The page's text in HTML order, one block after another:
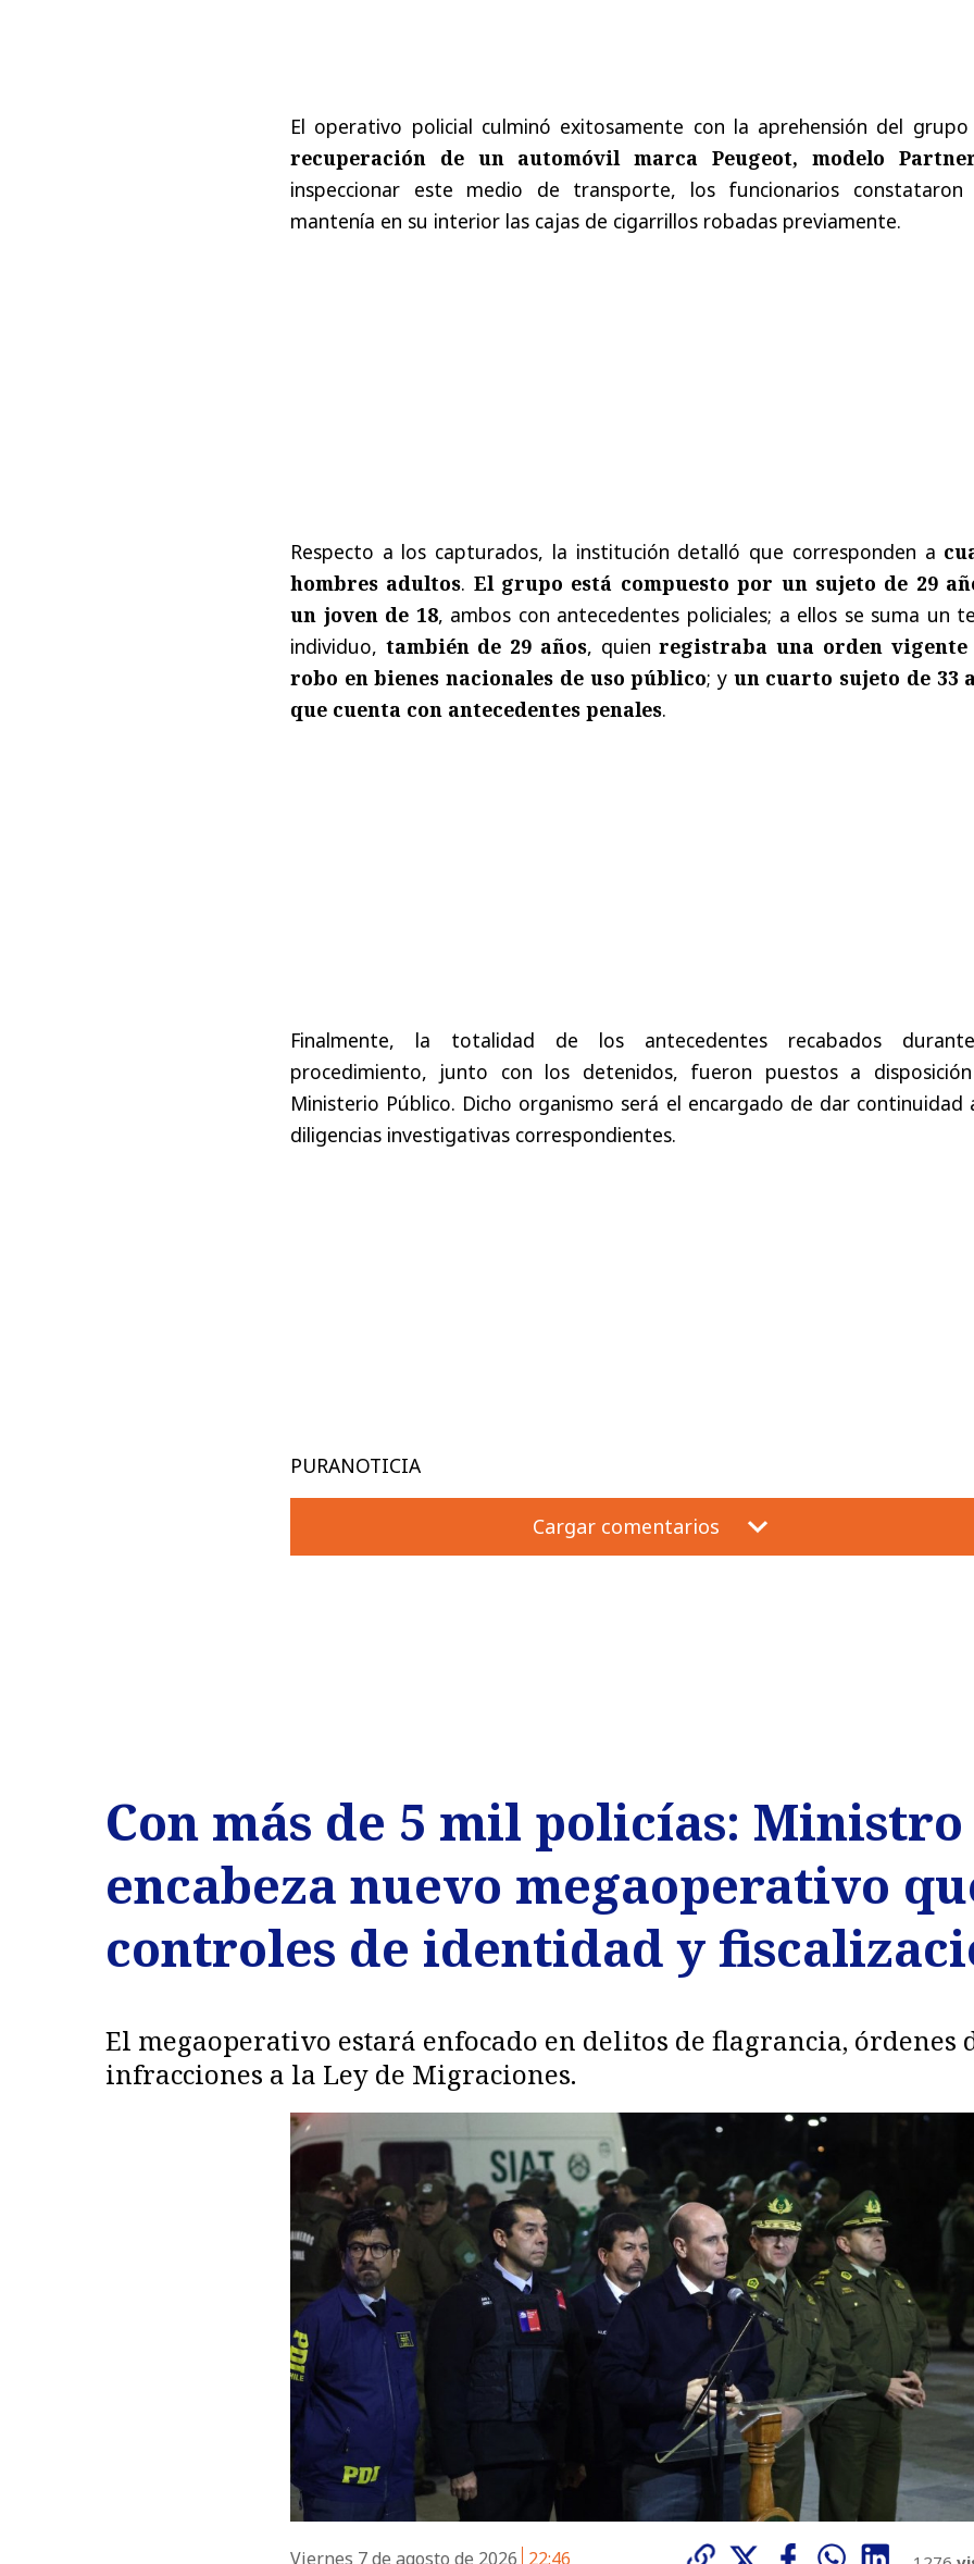
El operativo policial culminó exitosamente con la aprehensión del
recuperación de un automóvil marca Peugeot, modelo
inspeccionar este medio de transporte, los funcionarios constataron
mantenía en su interior las cajas de cigarrillos robadas previamente.
Respecto a los capturados, la institución detalló que corresponden a
hombres adultos. El grupo está compuesto por un sujeto de 29
un joven de 18, ambos con antecedentes policiales; a ellos se suma un
individuo, también de 29 años, quienregistraba una orden vigente
robo en bienes nacionales de uso público; y un cuarto sujeto de 33
que cuenta con antecedentes penales.
Finalmente, la totalidad de los antecedentes recabados
procedimiento, junto con los detenidos, fueron puestos a
Ministerio Público. Dicho organismo será el encargado de dar continuidad
diligencias investigativas correspondientes.
PURANOTICIA
Cargar comentarios
Con más de 5 mil policías:
encabeza nuevo megaoperativo
controles de identidad y
El megaoperativo estará enfocado en delitos de flagrancia, órdenes
infracciones a la Ley de Migraciones.
Viernes 7 de agosto de 2026 22:46